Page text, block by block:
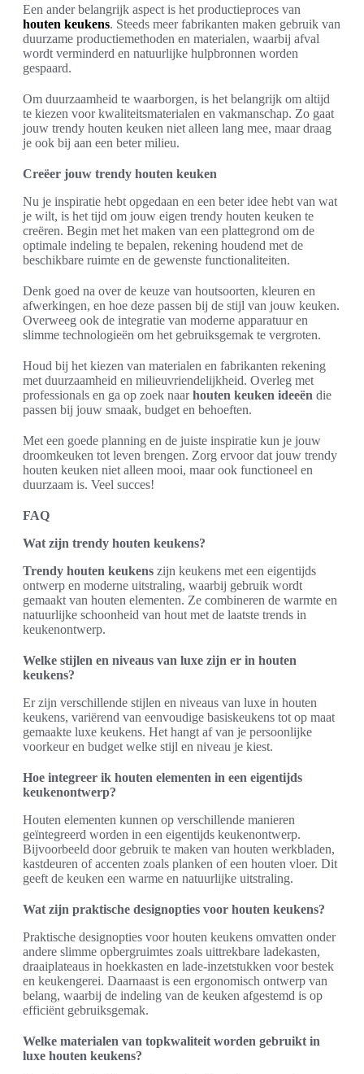
Een ander belangrijk aspect is het productieproces van
houten keukens. Steeds meer fabrikanten maken gebruik van
duurzame productiemethoden en materialen, waarbij afval
wordt verminderd en natuurlijke hulpbronnen worden
gespaard.
Om duurzaamheid te waarborgen, is het belangrijk om altijd
te kiezen voor kwaliteitsmaterialen en vakmanschap. Zo gaat
jouw trendy houten keuken niet alleen lang mee, maar draag
je ook bij aan een beter milieu.
Creëer jouw trendy houten keuken
Nu je inspiratie hebt opgedaan en een beter idee hebt van wat
je wilt, is het tijd om jouw eigen trendy houten keuken te
creëren. Begin met het maken van een plattegrond om de
optimale indeling te bepalen, rekening houdend met de
beschikbare ruimte en de gewenste functionaliteiten.
Denk goed na over de keuze van houtsoorten, kleuren en
afwerkingen, en hoe deze passen bij de stijl van jouw keuken.
Overweeg ook de integratie van moderne apparatuur en
slimme technologieën om het gebruiksgemak te vergroten.
Houd bij het kiezen van materialen en fabrikanten rekening
met duurzaamheid en milieuvriendelijkheid. Overleg met
professionals en ga op zoek naarhouten keuken ideeën die
passen bij jouw smaak, budget en behoeften.
Met een goede planning en de juiste inspiratie kun je jouw
droomkeuken tot leven brengen. Zorg ervoor dat jouw trendy
houten keuken niet alleen mooi, maar ook functioneel en
duurzaam is. Veel succes!
FAQ
Wat zijn trendy houten keukens?
Trendy houten keukens zijn keukens met een eigentijds
ontwerp en moderne uitstraling, waarbij gebruik wordt
gemaakt van houten elementen. Ze combineren de warmte en
natuurlijke schoonheid van hout met de laatste trends in
keukenontwerp.
Welke stijlen en niveaus van luxe zijn er in houten
keukens?
Er zijn verschillende stijlen en niveaus van luxe in houten
keukens, variërend van eenvoudige basiskeukens tot op maat
gemaakte luxe keukens. Het hangt af van je persoonlijke
voorkeur en budget welke stijl en niveau je kiest.
Hoe integreer ik houten elementen in een eigentijds
keukenontwerp?
Houten elementen kunnen op verschillende manieren
geïntegreerd worden in een eigentijds keukenontwerp.
Bijvoorbeeld door gebruik te maken van houten werkbladen,
kastdeuren of accenten zoals planken of een houten vloer. Dit
geeft de keuken een warme en natuurlijke uitstraling.
Wat zijn praktische designopties voor houten keukens?
Praktische designopties voor houten keukens omvatten onder
andere slimme opbergruimtes zoals uittrekbare ladekasten,
draaiplateaus in hoekkasten en lade-inzetstukken voor bestek
en keukengerei. Daarnaast is een ergonomisch ontwerp van
belang, waarbij de indeling van de keuken afgestemd is op
efficiënt gebruiksgemak.
Welke materialen van topkwaliteit worden gebruikt in
luxe houten keukens?